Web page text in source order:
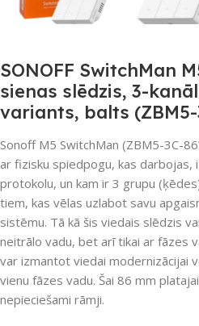
SONOFF SwitchMan
sienas slēdzis, 3-
variants, balts (ZBM5-
Sonoff M5 SwitchMan (ZBM5-3C-
ar fizisku spiedpogu, kas darbojas,
protokolu, un kam ir 3 grupu
tiem, kas vēlas uzlabot savu
sistēmu. Tā kā šis viedais slēdzis
neitrālo vadu, bet arī tikai ar fāzes
var izmantot viedai modernizācijai
vienu fāzes vadu. Šai 86 mm
nepieciešami rāmji.